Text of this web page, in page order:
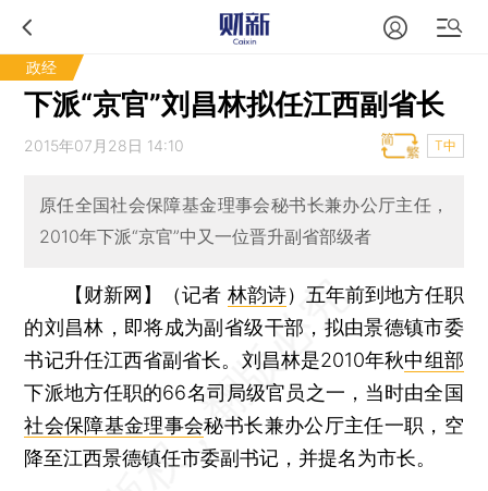
政经
下派“京官”刘昌林拟任江西副省长
2015年07月28日 14:10 T中
原任全国社会保障基金理事会秘书长兼办公厅主任，
2010年下派“京官”中又一位晋升副省部级者
【财新网】（记者 林韵诗） 五年前到地方任职
的刘昌林，即将成为副省级干部，拟由景德镇市委
书记升任江西省副省长。刘昌林是2010年秋中组部
下派地方任职的66名司局级官员之一，当时由全国
社会保障基金理事会秘书长兼办公厅主任一职，空
降至江西景德镇任市委副书记，并提名为市长。